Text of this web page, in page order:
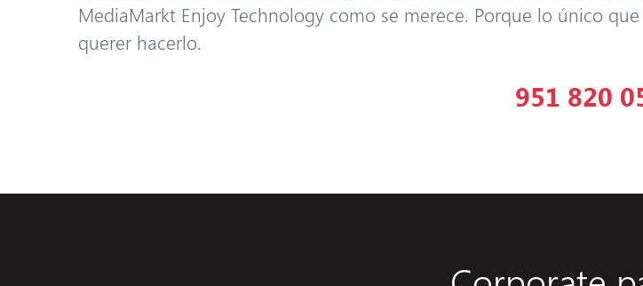
MediaMarkt Enjoy Technology como se merece. Porque lo único
querer hacerlo.
951 820